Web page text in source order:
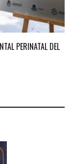
PERINATAL DEL